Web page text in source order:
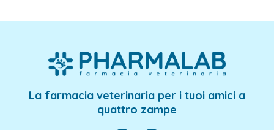
La farmacia veterinaria per i tuoi amici a
quattro zampe